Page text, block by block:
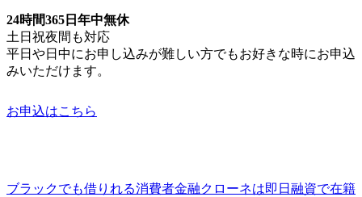
24時間365日年中無休
土日祝夜間も対応
平日や日中にお申し込みが難しい方でもお好きな時にお申込
みいただけます。
お申込はこちら
ブラックでも借りれる消費者金融クローネは即日融資で在籍